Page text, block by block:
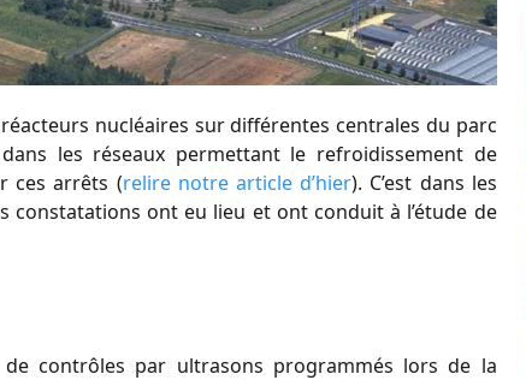
nucléaires sur différentes centrales du parc
les réseaux permettant le refroidissement de
ces arrêts (relire notre article d’hier). C’est dans les
constatations ont eu lieu et ont conduit à l’étude de
contrôles par ultrasons programmés lors de la